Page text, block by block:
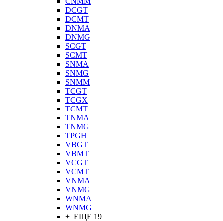
DCGT
DCMT
DNMA
DNMG
SCGT
SCMT
SNMA
SNMG
SNMM
TCGT
TCGX
TCMT
TNMA
TNMG
TPGH
VBGT
VBMT
VCGT
VCMT
VNMA
VNMG
WNMA
WNMG
+ ЕЩЕ 19